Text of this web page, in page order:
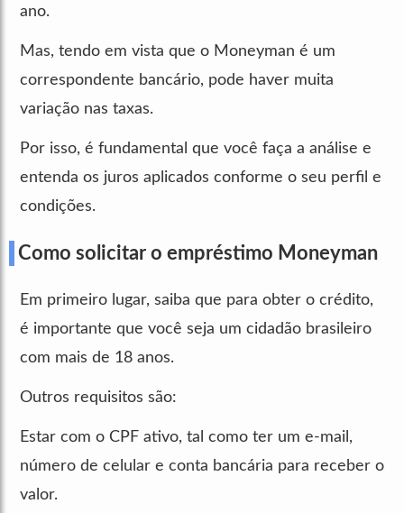
ano.
Mas, tendo em vista que o Moneyman é um
correspondente bancário, pode haver muita
variação nas taxas.
Por isso, é fundamental que você faça a análise e
entenda os juros aplicados conforme o seu perfil e
condições.
Como solicitar o empréstimo Moneyman
Em primeiro lugar, saiba que para obter o crédito,
é importante que você seja um cidadão brasileiro
com mais de 18 anos.
Outros requisitos são:
Estar com o CPF ativo, tal como ter um e-mail,
número de celular e conta bancária para receber o
valor.